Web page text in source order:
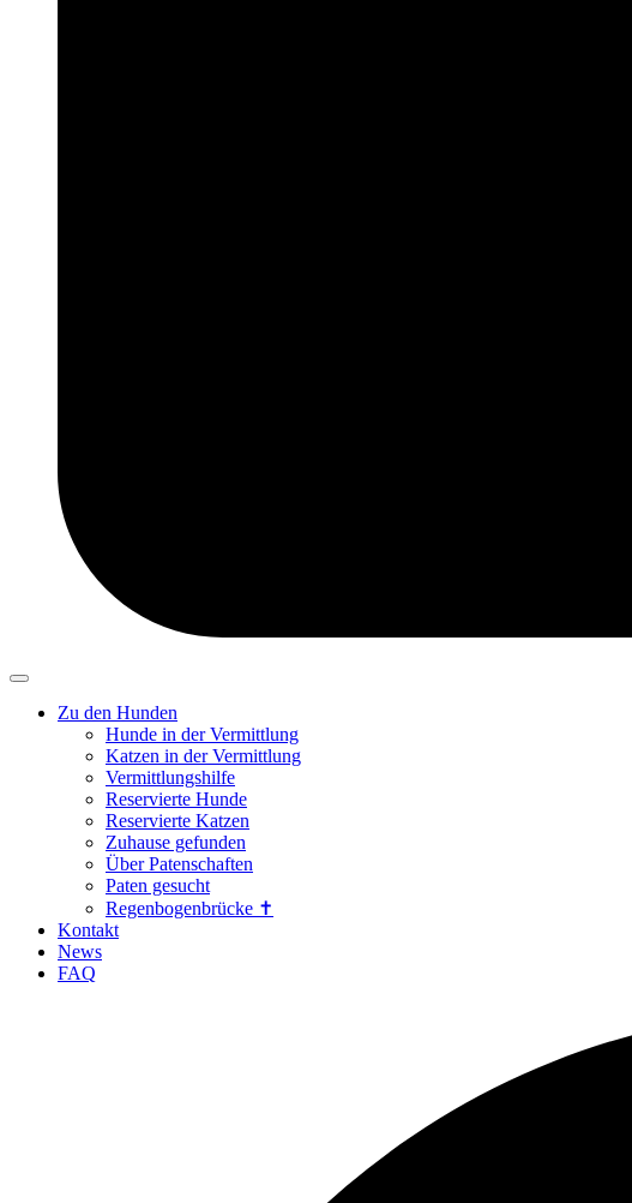
Zu den Hunden
Hunde in der Vermittlung
Katzen in der Vermittlung
Vermittlungshilfe
Reservierte Hunde
Reservierte Katzen
Zuhause gefunden
Über Patenschaften
Paten gesucht
Regenbogenbrücke ✝
Kontakt
News
FAQ